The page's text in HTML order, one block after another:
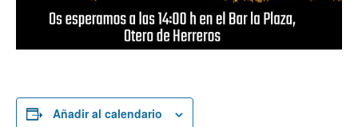
Añadir al calendario